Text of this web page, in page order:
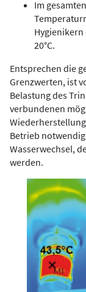
Im
20°C.
Entsprechen die
Grenzwerten, ist
Belastung des
verbundenen
Betrieb
Wasserwechsel,
werden.